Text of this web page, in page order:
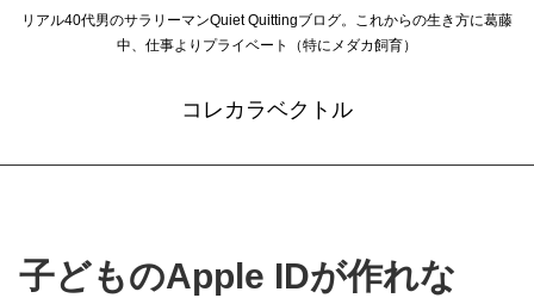
リアル40代男のサラリーマンQuiet Quittingブログ。これからの生き方に葛藤
中、仕事よりプライベート（特にメダカ飼育）
コレカラベクトル
子どものApple IDが作れな